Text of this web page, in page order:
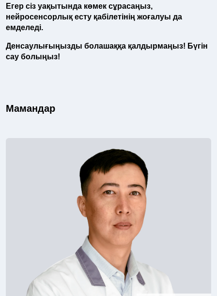
Егер сіз уақытында көмек сұрасаңыз,
нейросенсорлық есту қабілетінің жоғалуы да
емделеді.
Денсаулығыңызды болашаққа қалдырмаңыз! Бүгін
сау болыңыз!
Мамандар